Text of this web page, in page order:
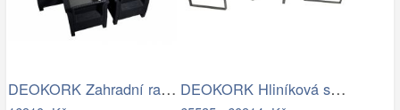
DEOKORK Zahradní ratanová sestava… DEOKORK Hliníková sestava pro 7 osob…